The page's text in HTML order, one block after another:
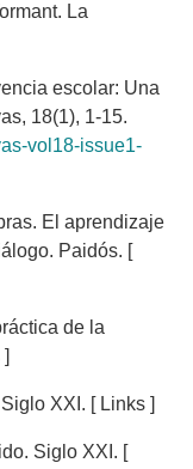
La
escolar: Una
18(1), 1-15.
vol18-issue1-
El aprendizaje
Paidós. [
de la
XXI. [ Links ]
Siglo XXI. [